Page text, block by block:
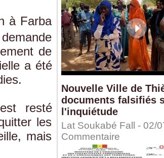
à Farba
de
a été
resté
les
mais
Nouvelle Ville de
documents falsifiés
l'inquiétude
Lat Soukabé Fall - 02/
Commentaire